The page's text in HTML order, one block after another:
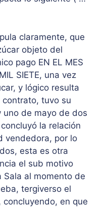
claramente, que
objeto del
pago EN EL MES
SIETE, una vez
y lógico resulta
tuvo su
de mayo de dos
la relación
vendedora, por lo
esta es otra
el sub motivo
Sala al momento de
tergiverso el
en que